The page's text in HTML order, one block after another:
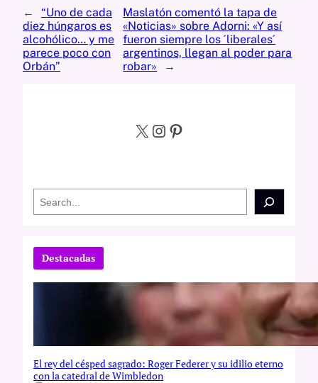
←
“Uno de cada
diez húngaros es
alcohólico… y me
parece poco con
Orbán”
Maslatón comentó la tapa de
«Noticias» sobre Adorni: «Y así
fueron siempre los ´liberales´
argentinos, llegan al poder para
robar»
→
X Instagram Pinterest
c
Destacadas
El rey del césped sagrado: Roger Federer y su idilio eterno
con la catedral de Wimbledon